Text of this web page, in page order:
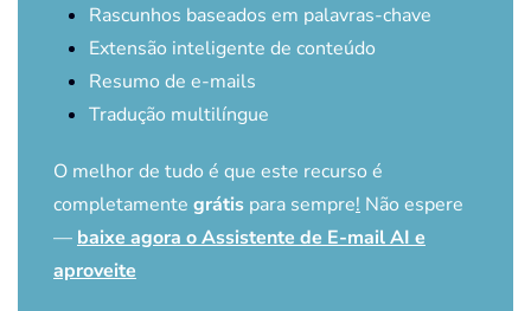
Rascunhos baseados em palavras-chave
Extensão inteligente de conteúdo
Resumo de e-mails
Tradução multilíngue
O melhor de tudo é que este recurso é
completamente grátis para sempre! Não espere
— baixe agora o Assistente de E-mail AI e
aproveite